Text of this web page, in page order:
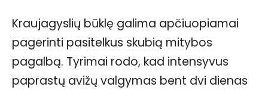
Kraujagyslių būklę galima apčiuopiamai
pagerinti pasitelkus skubią mitybos
pagalbą. Tyrimai rodo, kad intensyvus
paprastų avižų valgymas bent dvi dienas